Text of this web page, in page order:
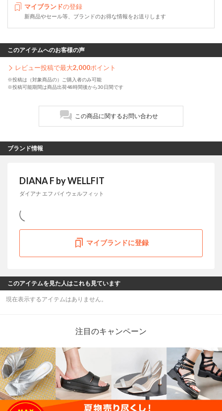
マイブランドの登録
新商品やセール等、ブランドのお得な情報をお送りします
このアイテムへのお客様の声
レビュー投稿で最大2,000ポイント
※投稿は（対象商品の）ご購入者のみ可能
※投稿可能期間は商品出荷48時間後から30日間です
この商品に関するお問い合わせ
ブランド情報
DIANA F by WELLFIT
ダイアナ エフ バイ ウェルフィット
マイブランドに登録
このアイテムを見た人はこれも見ています
現在表示するアイテムはありません。
注目のキャンペーン